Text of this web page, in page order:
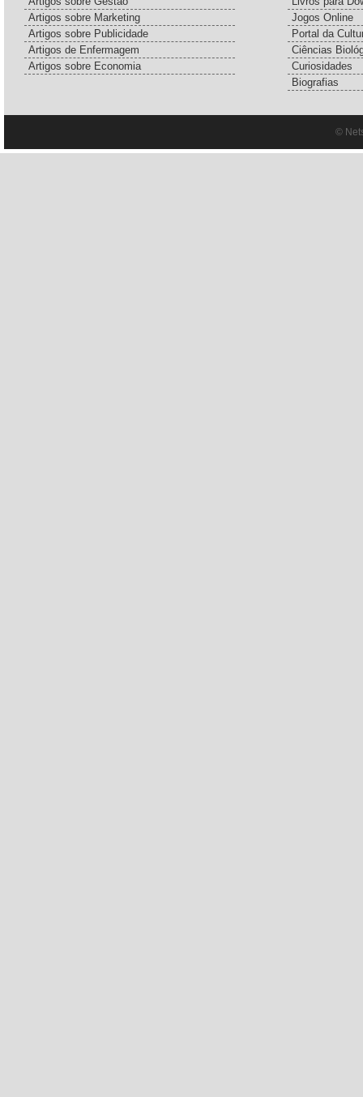
Artigos sobre Marketing
Artigos sobre Publicidade
Artigos de Enfermagem
Artigos sobre Economia
Jogos Online
Portal da
Ciências
Curiosidades
Biografias
©